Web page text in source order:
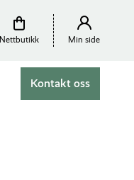
Nettbutikk Min side
Kontakt oss